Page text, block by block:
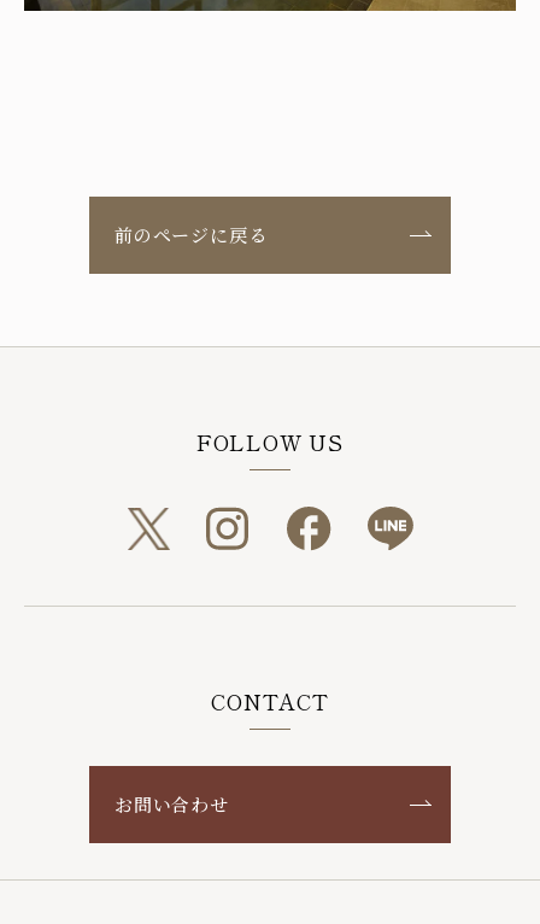
前のページに戻る
FOLLOW US
CONTACT
お問い合わせ